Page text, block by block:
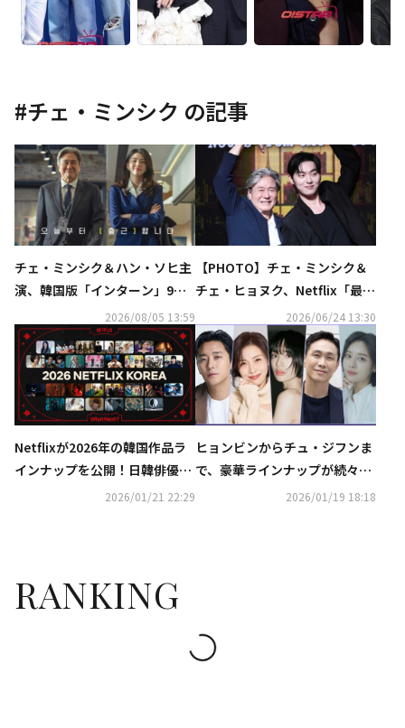
#チェ・ミンシク の記事
チェ・ミンシク＆ハン・ソヒ主
演、韓国版「インターン」9月1
6日に公開！ポスター＆予告編
が解禁
2026/08/05 13:59
【PHOTO】チェ・ミンシク＆
チェ・ヒョヌク、Netflix「最後
列からの声」制作発表会に出席
2026/06/24 13:30
Netflixが2026年の韓国作品ラ
インナップを公開！日韓俳優の
共演やリメイク作が続々…予告
2026/01/21 22:29
ヒョンビンからチュ・ジフンま
で、豪華ラインナップが続々！
注目の制作会社が贈る2026年新
2026/01/19 18:18
RANKING